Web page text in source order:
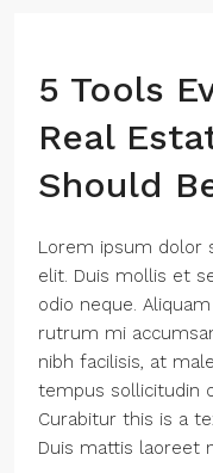
5 Tools
Real
Should
Lorem ipsum dolor
elit. Duis mollis et
odio neque.
rutrum mi
nibh facilisis, at
tempus sollicitudin
Curabitur this is a
Duis mattis laoreet